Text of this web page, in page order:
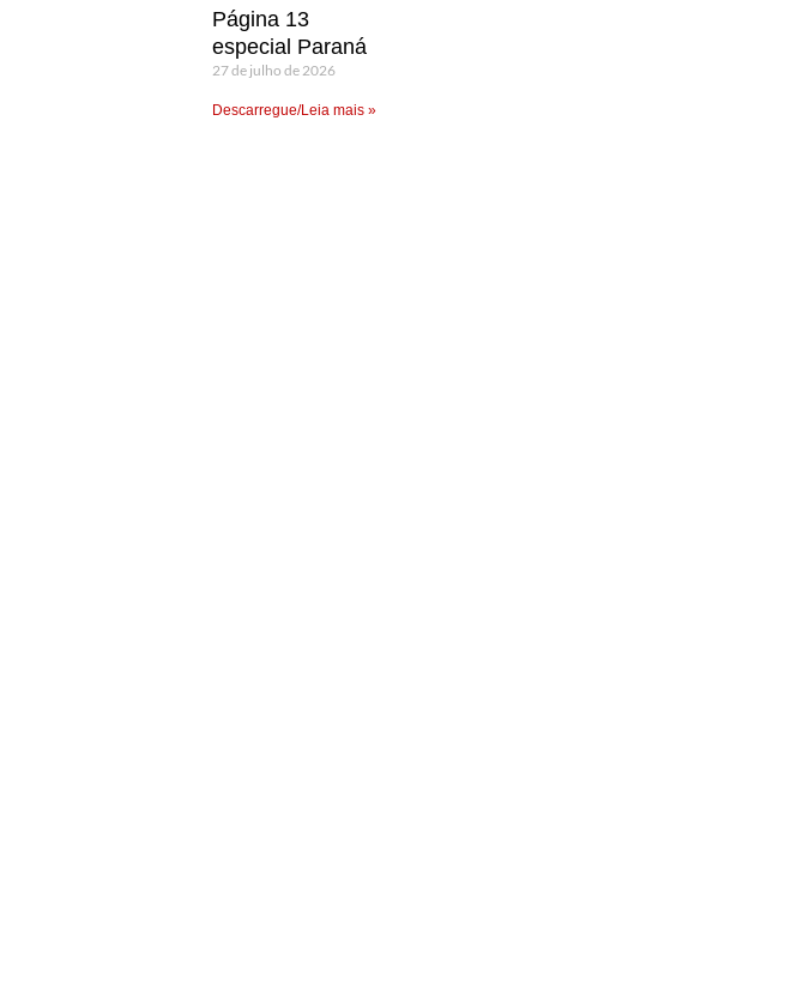
Página 13
especial Paraná
27 de julho de 2026
Descarregue/Leia mais »